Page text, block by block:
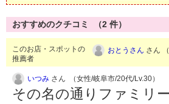
おすすめのクチコミ （2 件）
このお店・スポットの
推薦者
おとうさん さん
いつみ さん （女性/岐阜市/20代/Lv.30）
その名の通りファミリ